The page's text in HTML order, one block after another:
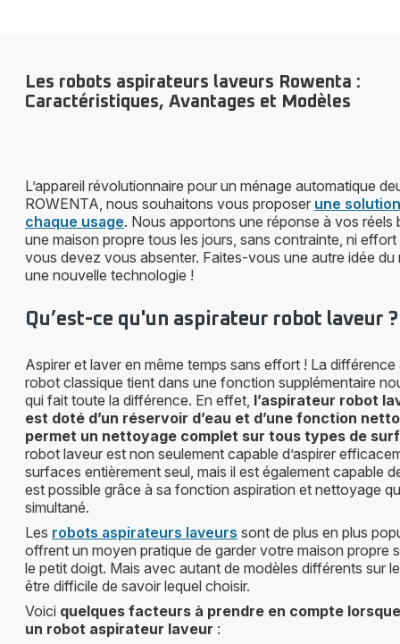
Les robots aspirateurs laveurs Rowenta :
Caractéristiques, Avantages et Modèles
L’appareil révolutionnaire pour un ménage automatique
ROWENTA, nous souhaitons vous proposer une
chaque usage. Nous apportons une réponse à vos réels
une maison propre tous les jours, sans contrainte, ni
vous devez vous absenter. Faites-vous une autre idée du
une nouvelle technologie !
Qu’est-ce qu'un aspirateur robot laveur ?
Aspirer et laver en même temps sans effort ! La
robot classique tient dans une fonction supplémentaire
qui fait toute la différence. En effet, l’aspirateur robot
est doté d’un réservoir d’eau et d’une fonction
permet un nettoyage complet sur tous types de
robot laveur est non seulement capable d’aspirer
surfaces entièrement seul, mais il est également capable
est possible grâce à sa fonction aspiration et nettoyage
simultané.
Les robots aspirateurs laveurs sont de plus en plus
offrent un moyen pratique de garder votre maison propre
le petit doigt. Mais avec autant de modèles différents sur
être difficile de savoir lequel choisir.
Voici quelques facteurs à prendre en compte
un robot aspirateur laveur :